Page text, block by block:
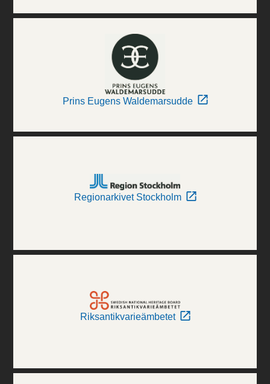
Prins Eugens Waldemarsudde
Regionarkivet Stockholm
Riksantikvarieämbetet